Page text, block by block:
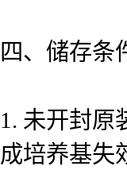
四、储存条
1. 未开封
成培养基失